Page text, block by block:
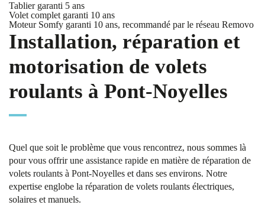
Tablier garanti 5 ans
Volet complet garanti 10 ans
Moteur Somfy garanti 10 ans, recommandé par le réseau Removo
Installation, réparation et
motorisation de volets
roulants à Pont-Noyelles
Quel que soit le problème que vous rencontrez, nous sommes là
pour vous offrir une assistance rapide en matière de réparation de
volets roulants à Pont-Noyelles et dans ses environs. Notre
expertise englobe la réparation de volets roulants électriques,
solaires et manuels.